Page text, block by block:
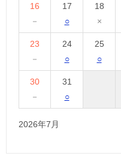
16
－
17
○
18
×
23
－
24
○
25
○
30
－
31
○
2026年7月